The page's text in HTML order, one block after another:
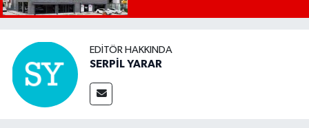
EDITÖR HAKKINDA
SERPİL YARAR